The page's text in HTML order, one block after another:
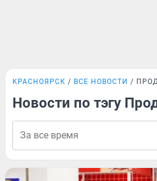
КРАСНОЯРСК ВСЕ НОВОСТИ
Новости по тэгу